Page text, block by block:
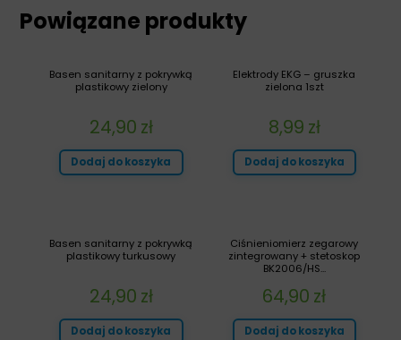
Powiązane produkty
Elektrody EKG – gruszka
zielona 1szt
8,99 zł
Dodaj do koszyka
Basen sanitarny z pokrywką
plastikowy zielony
24,90 zł
Dodaj do koszyka
Ciśnieniomierz zegarowy
zintegrowany + stetoskop
BK2006/HS...
64,90 zł
Dodaj do koszyka
Basen sanitarny z pokrywką
plastikowy turkusowy
24,90 zł
Dodaj do koszyka